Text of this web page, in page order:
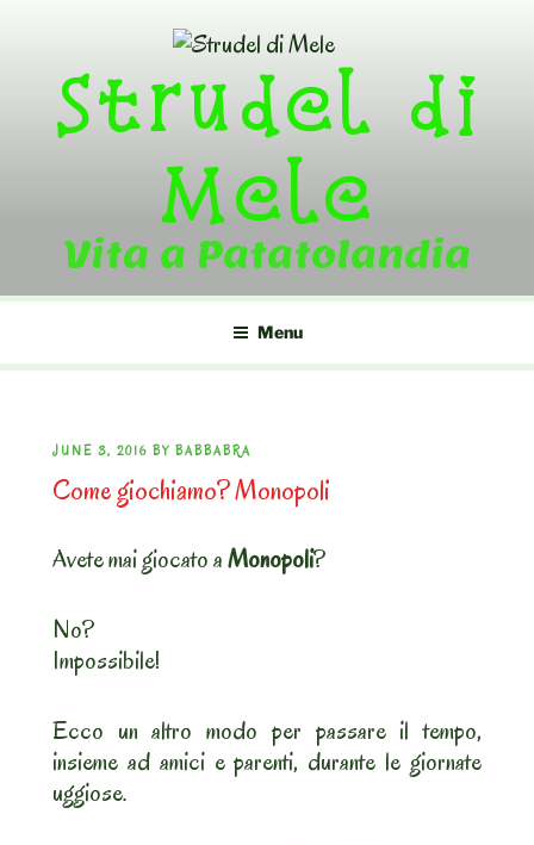
contentStrudel di
Mele
Vita a Patatolandia
Menu
POSTED
ON
JUNE 3, 2016 BY BABBABRA
Come giochiamo? Monopoli
Avete mai giocato aMonopoli?
No?
Impossibile!
Ecco un altro modo per passare il tempo,
insieme ad amici e parenti, durante le giornate
uggiose.